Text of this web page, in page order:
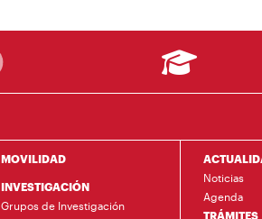
MOVILIDAD
INVESTIGACIÓN
Grupos de Investigación
Noticias
Agenda
TRÁMITES